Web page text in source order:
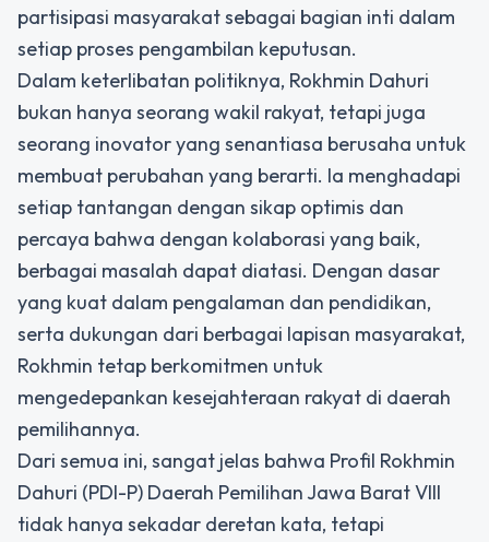
partisipasi masyarakat sebagai bagian inti dalam
setiap proses pengambilan keputusan.
Dalam keterlibatan politiknya, Rokhmin Dahuri
bukan hanya seorang wakil rakyat, tetapi juga
seorang inovator yang senantiasa berusaha untuk
membuat perubahan yang berarti. Ia menghadapi
setiap tantangan dengan sikap optimis dan
percaya bahwa dengan kolaborasi yang baik,
berbagai masalah dapat diatasi. Dengan dasar
yang kuat dalam pengalaman dan pendidikan,
serta dukungan dari berbagai lapisan masyarakat,
Rokhmin tetap berkomitmen untuk
mengedepankan kesejahteraan rakyat di daerah
pemilihannya.
Dari semua ini, sangat jelas bahwa Profil Rokhmin
Dahuri (PDI-P) Daerah Pemilihan Jawa Barat VIII
tidak hanya sekadar deretan kata, tetapi